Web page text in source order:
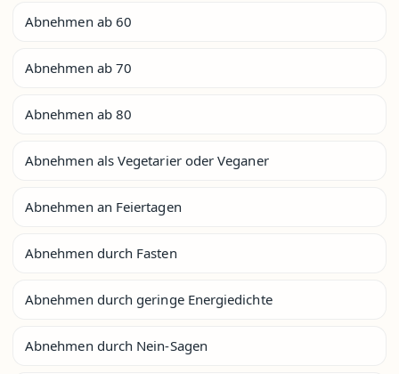
Abnehmen ab 60
Abnehmen ab 70
Abnehmen ab 80
Abnehmen als Vegetarier oder Veganer
Abnehmen an Feiertagen
Abnehmen durch Fasten
Abnehmen durch geringe Energiedichte
Abnehmen durch Nein-Sagen